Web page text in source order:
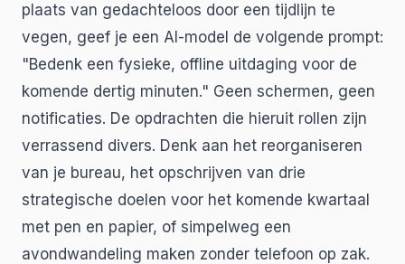
plaats van gedachteloos door een tijdlijn te
vegen, geef je een AI-model de volgende prompt:
"Bedenk een fysieke, offline uitdaging voor de
komende dertig minuten." Geen schermen, geen
notificaties. De opdrachten die hieruit rollen zijn
verrassend divers. Denk aan het reorganiseren
van je bureau, het opschrijven van drie
strategische doelen voor het komende kwartaal
met pen en papier, of simpelweg een
avondwandeling maken zonder telefoon op zak.